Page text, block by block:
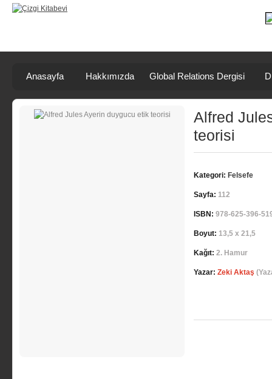
Anasayfa Hakkımızda Global Relations Dergisi
Alfred
teorisi
Kategori: Felsefe
Sayfa: 112
ISBN: 978-625-396-
Boyut: 13,5 x 21,5
Kağıt: 2. Hamur
Yazar: Zeki Aktaş